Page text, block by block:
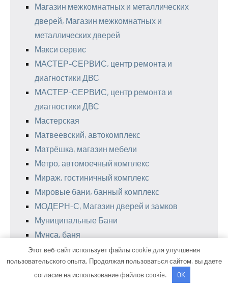
Магазин межкомнатных и металлических
дверей, Магазин межкомнатных и
металлических дверей
Макси сервис
МАСТЕР-СЕРВИС, центр ремонта и
диагностики ДВС
МАСТЕР-СЕРВИС, центр ремонта и
диагностики ДВС
Мастерская
Матвеевский, автокомплекс
Матрёшка, магазин мебели
Метро, автомоечный комплекс
Мираж, гостиничный комплекс
Мировые бани, банный комплекс
МОДЕРН-С, Магазин дверей и замков
Муниципальные Бани
Мунса, баня
На Бугровке, сауна
На Фрунзе, сауна
На Чемском, сауна
Этот веб-сайт использует файлы cookie для улучшения
пользовательского опыта. Продолжая пользоваться сайтом, вы даете
согласие на использование файлов cookie.
OK